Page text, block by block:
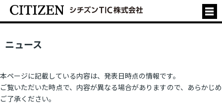
ニュース
本ページに記載している内容は、発表日時点の情報です。
ご覧いただいた時点で、内容が異なる場合がありますので、あらかじめ
ご了承ください。